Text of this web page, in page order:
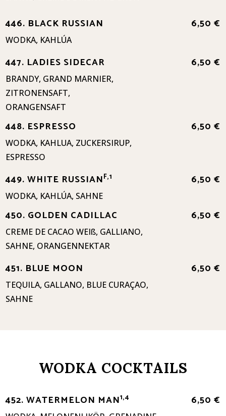
446. BLACK RUSSIAN
WODKA, KAHLÚA
6,50 €
447. LADIES SIDECAR
BRANDY, GRAND MARNIER,
ZITRONENSAFT,
ORANGENSAFT
6,50 €
448. ESPRESSO
WODKA, KAHLUA, ZUCKERSIRUP,
ESPRESSO
6,50 €
449. WHITE RUSSIANF,1
WODKA, KAHLÚA, SAHNE
6,50 €
450. GOLDEN CADILLAC
CREME DE CACAO WEIß, GALLIANO,
SAHNE, ORANGENNEKTAR
6,50 €
451. BLUE MOON
TEQUILA, GALLANO, BLUE CURAÇAO,
SAHNE
6,50 €
WODKA COCKTAILS
452. WATERMELON MAN1,4
6,50 €